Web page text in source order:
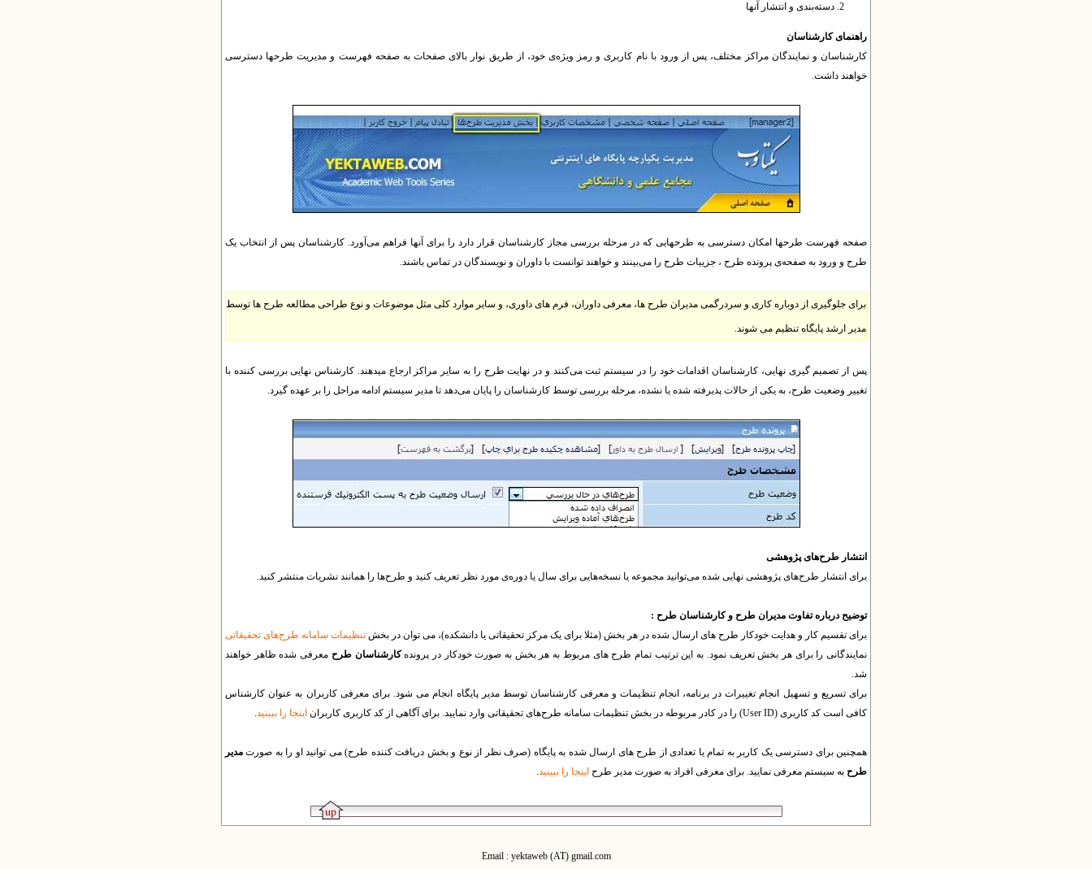
دسته‌بندی و انتشار آنها
راهنمای کارشناسان
کارشناسان و نمایندگان مراکز مختلف، پس از ورود با نام کاربری و رمز ویژه‌ی خود، از طریق نوار بالای صفحات به صفحه فهرست و مدیریت طرح​ها دسترسی
خواهند داشت.
صفحه فهرست طرح​ها امکان دسترسی به طرح​هایی که در مرحله بررسی مجاز کارشناسان قرار دارد را برای آنها فراهم می‌آورد. کارشناسان پس از انتخاب یک
طرح و ورود به صفحه‌ی پرونده طرح ، جزییات طرح را می‌بینند و خواهند توانست با داوران و نویسندگان در تماس باشند.
برای جلوگیری از دوباره کاری و سردرگمی مدیران طرح ها، معرفی داوران، فرم های داوری، و سایر موارد کلی مثل موضوعات و نوع طراحی مطالعه طرح ها توسط
مدیر ارشد پایگاه تنظیم می شوند.
پس از تصمیم گیری نهایی، کارشناسان اقدامات خود را در سیستم ثبت می‌کنند و در نهایت طرح را به سایر مراکز ارجاع میدهند. کارشناس نهایی بررسی کننده با
تغییر وضعیت طرح، به یکی از حالات پذیرفته شده یا نشده، مرحله بررسی توسط کارشناسان را پایان می‌دهد تا مدیر سیستم ادامه مراحل را بر عهده گیرد.
انتشار طرح‌های پژوهشی
برای انتشار طرح‌های پژوهشی نهایی شده می‌توانید مجموعه یا نسخه‌هایی برای سال یا دوره‌ی مورد نظر تعریف کنید و طرح‌ها را همانند نشریات منتشر کنید.
توضیح درباره تفاوت مدیران طرح و کارشناسان طرح :
برای تقسیم کار و هدایت خودکار طرح های ارسال شده در هر بخش (مثلا برای یک مرکز تحقیقاتی یا دانشکده)، می توان در بخش تنظیمات سامانه طرح‌های تحقیقاتی
نمایندگانی را برای هر بخش تعریف نمود. به این ترتیب تمام طرح های مربوط به هر بخش به صورت خودکار در پروندهکارشناسان طرح معرفی شده ظاهر خواهند
شد.
برای تسریع و تسهیل انجام تغییرات در برنامه، انجام تنظیمات و معرفی کارشناسان توسط مدیر پایگاه انجام می شود. برای معرفی کاربران به عنوان کارشناس
کافی است کد کاربری (User ID) را در کادر مربوطه در بخش تنظیمات سامانه طرح‌های تحقیقاتی وارد نمایید. برای آگاهی از کد کاربری کاربران اینجا را ببینید.
همچنین برای دسترسی یک کاربر به تمام یا تعدادی از طرح های ارسال شده به پایگاه (صرف نظر از نوع و بخش دریافت کننده طرح) می توانید او را به صورتمدیر
طرح به سیستم معرفی نمایید. برای معرفی افراد به صورت مدیر طرح اینجا را ببینید.
Email : yektaweb (AT) gmail.com